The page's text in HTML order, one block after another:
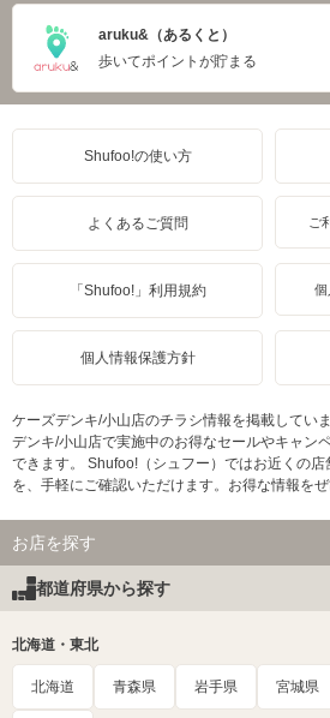
aruku&（あるくと）
歩いてポイントが貯まる
Shufoo!の使い方
よくあるご質問 ご
「Shufoo!」利用規約 個
個人情報保護方針
ケーズデンキ/小山店のチラシ情報を掲載してい
デンキ/小山店で実施中のお得なセールやキャン
できます。 Shufoo!（シュフー）ではお近くの
を、手軽にご確認いただけます。お得な情報をぜ
お店を探す
都道府県から探す
北海道・東北
北海道 青森県 岩手県 宮城県